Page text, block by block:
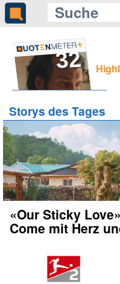
32
Storys des Tages
«Our Sticky
Come mit Herz